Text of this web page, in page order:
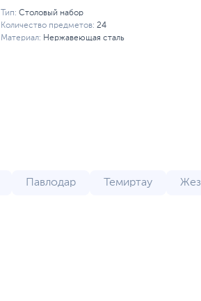
Тип: Столовый набор
Количество предметов: 24
Материал: Нержавеющая сталь
Павлодар Темиртау